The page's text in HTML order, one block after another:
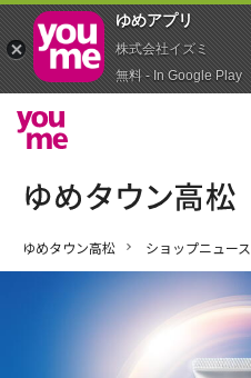
ゆめタウン高松 ショップニュース
ゆめアプ‪リ‬
株式会社イズミ
無料 - In Google Play